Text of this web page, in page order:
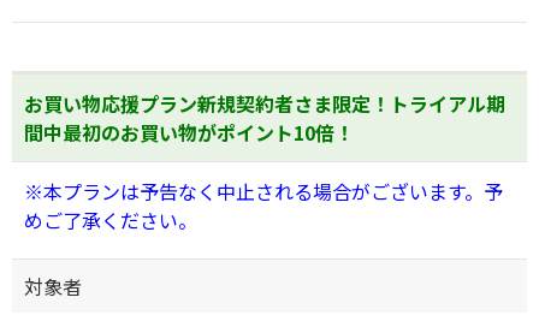
お買い物応援プラン新規契約者さま限定！トライアル期
間中最初のお買い物がポイント10倍！
※本プランは予告なく中止される場合がございます。予
めご了承ください。
対象者